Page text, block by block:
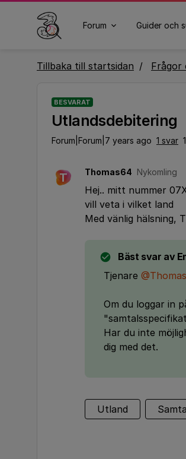
Forum Guider och
Tillbaka till startsidan Frågor
BESVARAT
Utlandsdebitering
Forum|Forum|7 years ago 1 svar
T Thomas64 Nykomling
Hej.. mitt nummer
vill veta i vilket land
Med vänlig hälsning,
Bäst svar av
Tjenare
Om du loggar in
Har du inte
dig med det.
Utland